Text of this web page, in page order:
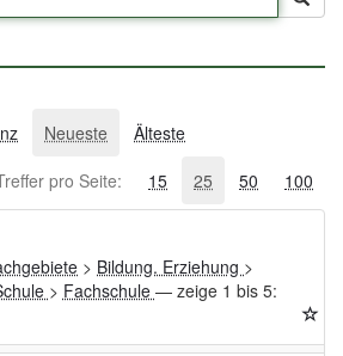
Neueste
Älteste
pro Seite:
15 25 50 100
> Bildung. Erziehung >
> Fachschule — zeige 1 bis 5: